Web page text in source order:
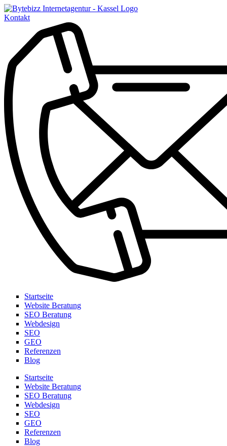
Kontakt
Startseite
Website Beratung
SEO Beratung
Webdesign
SEO
GEO
Referenzen
Blog
Startseite
Website Beratung
SEO Beratung
Webdesign
SEO
GEO
Referenzen
Blog